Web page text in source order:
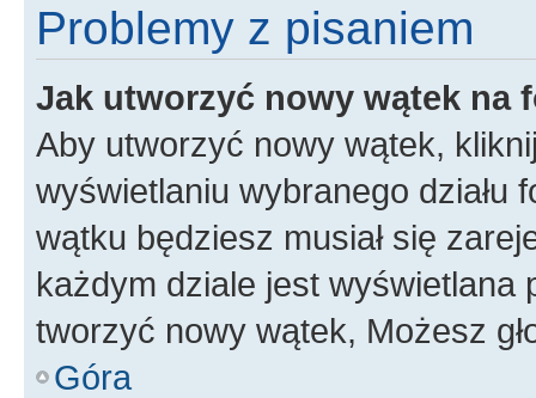
Problemy z pisaniem
Jak utworzyć nowy wątek na
Aby utworzyć nowy wątek,
wyświetlaniu wybranego działu
wątku będziesz musiał się
każdym dziale jest wyświetlana
tworzyć nowy wątek, Możesz
Góra